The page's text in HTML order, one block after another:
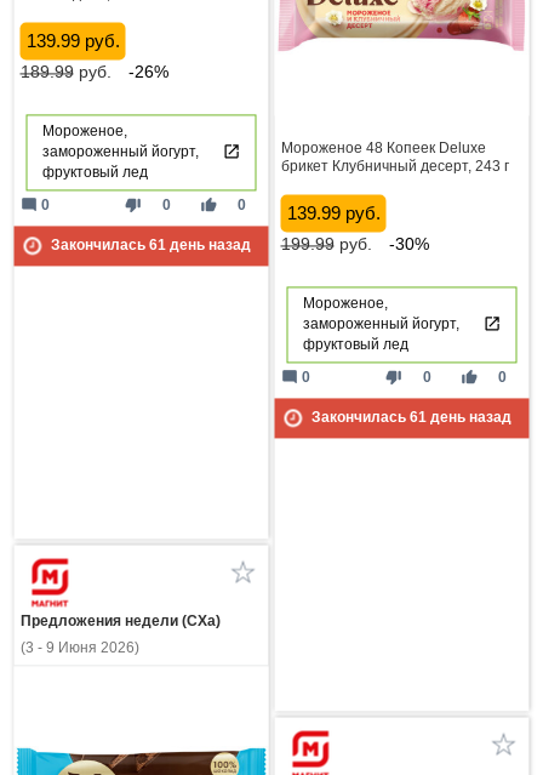
139.99 руб.
189.99руб. -26%
Мороженое,
замороженный йогурт,
фруктовый лед
thumb_down 0 thumb_up 0
mode_comment 0
Закончилась 61день назад
Мороженое 48 Копеек Deluxe
брикет Клубничный десерт, 243 г
139.99 руб.
199.99руб. -30%
Мороженое,
замороженный йогурт,
фруктовый лед
thumb_down 0 thumb_up 0
mode_comment 0
Закончилась 61день назад
Предложения недели (СХа)
(3 - 9 Июня 2026)